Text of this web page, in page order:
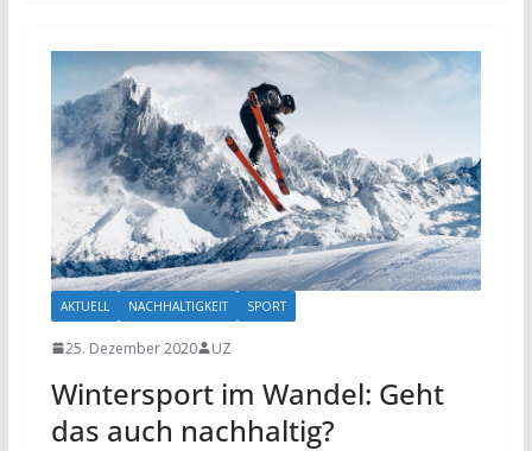
AKTUELL NACHHALTIGKEIT SPORT
25. Dezember 2020 UZ
Wintersport im Wandel: Geht
das auch nachhaltig?